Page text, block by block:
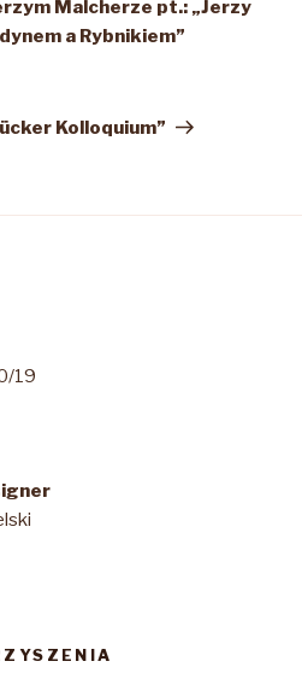
Malcherze pt.: „Jerzy
a Rybnikiem”
Kolloquium”
19